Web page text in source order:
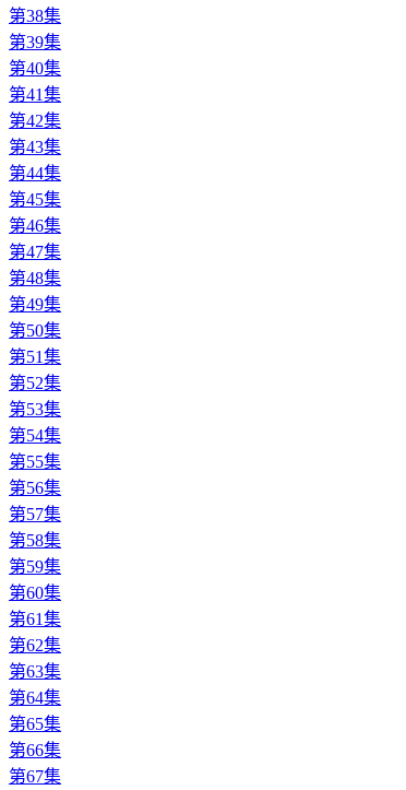
第38集
第39集
第40集
第41集
第42集
第43集
第44集
第45集
第46集
第47集
第48集
第49集
第50集
第51集
第52集
第53集
第54集
第55集
第56集
第57集
第58集
第59集
第60集
第61集
第62集
第63集
第64集
第65集
第66集
第67集